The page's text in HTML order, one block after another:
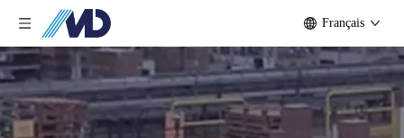
Français